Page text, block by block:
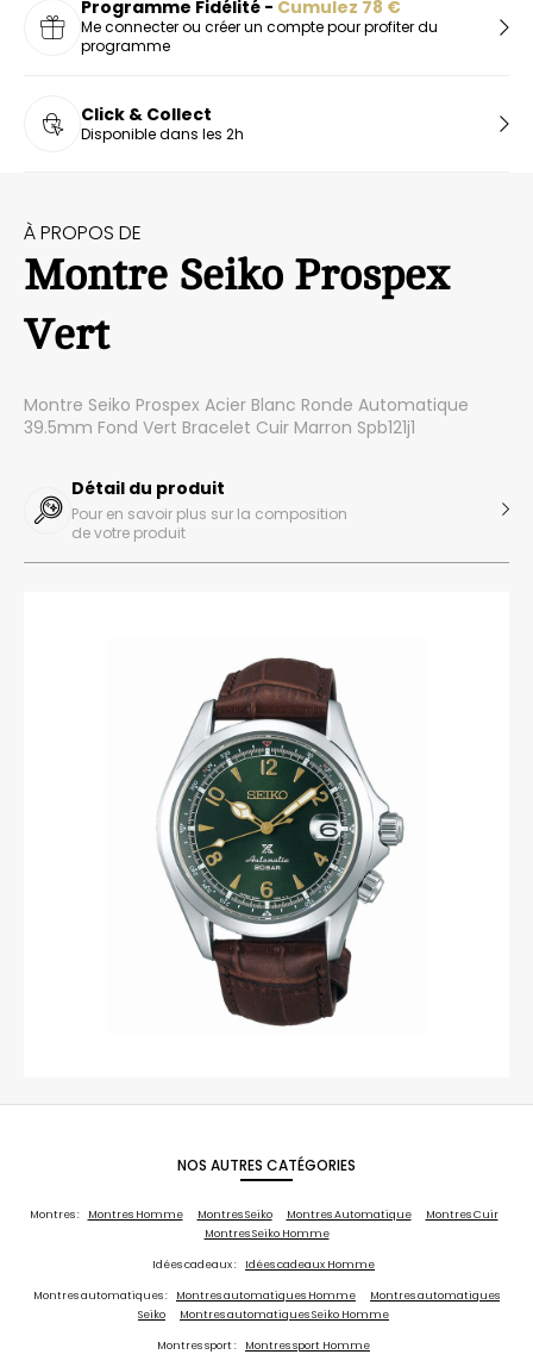
Programme Fidélité - Cumulez 78 €
Me connecter ou créer un compte pour profiter du
programme
Click & Collect
Disponible dans les 2h
À PROPOS DE
Montre Seiko Prospex
Vert
Montre Seiko Prospex Acier Blanc Ronde Automatique
39.5mm Fond Vert Bracelet Cuir Marron Spb121j1
Détail du produit
Pour en savoir plus sur la composition
de votre produit
NOS AUTRES CATÉGORIES
Montres : Montres Homme Montres Seiko Montres Automatique
Montres Cuir
Montres Seiko Homme
Idées cadeaux : Idées cadeaux Homme
Montres automatiques : Montres automatiques Homme
Montres automatiques
Seiko
Montres automatiques Seiko Homme
Montres sport : Montres sport Homme